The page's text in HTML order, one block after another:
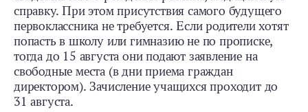
справку. При этом присутствия самого будущего
первоклассника не требуется. Если родители хотят
попасть в школу или гимназию не по прописке,
тогда до 15 августа они подают заявление на
свободные места (в дни приема граждан
директором). Зачисление учащихся проходит до
31 августа.